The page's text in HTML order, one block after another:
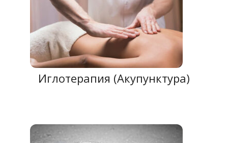
Иглотерапия (Акупунктура)